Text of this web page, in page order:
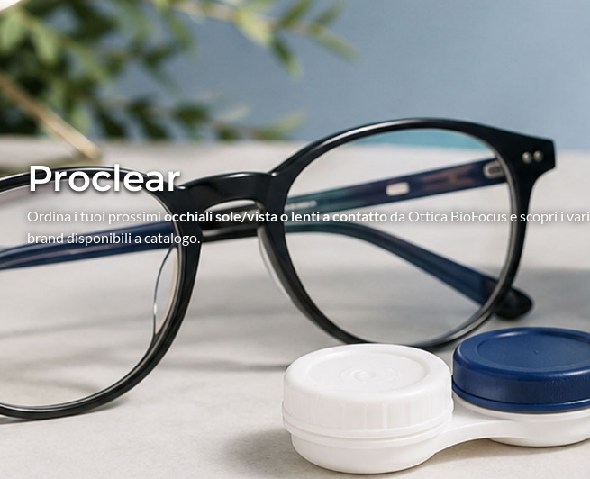
Proclear
Ordina i tuoi prossimiocchiali sole/vista o lenti a contattoda Ottica BioFocus e scopri i vari
brand disponibili a catalogo.